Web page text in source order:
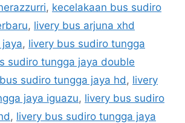
, kecelakaan bus sudiro
, livery bus arjuna xhd
, livery bus sudiro tungga
sudiro tungga jaya double
sudiro tungga jaya hd , livery
jaya iguazu, livery bus sudiro
, livery bus sudiro tungga jaya